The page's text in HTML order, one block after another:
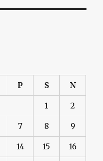
P S N
1 2
7 8 9
14 15 16